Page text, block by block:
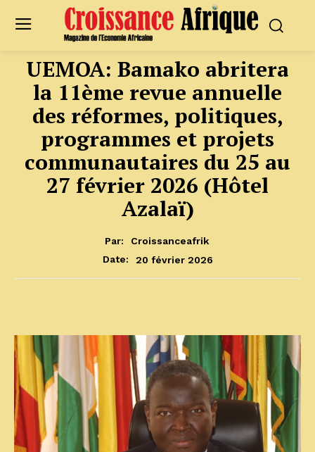
UEMOA: Bamako abritera
la 11ème revue annuelle
des réformes, politiques,
programmes et projets
communautaires du 25 au
27 février 2026 (Hôtel
Azalaï)
Par:
Croissanceafrik
Date:
20 février 2026